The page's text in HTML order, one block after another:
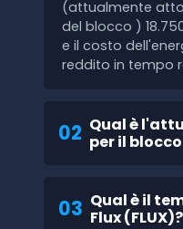
(attualmente
del blocco )
e il costo
reddito in tempo
02 Qual è
per il blocco
03 Qual è il
Flux (FLUX)?